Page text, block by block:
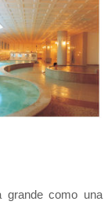
grande como una